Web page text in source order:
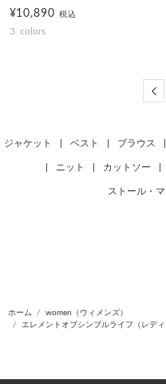
¥10,890税込
3 colors
ジャケット ベスト ブラウス
ニット カットソー
ストール・
ホーム
women（ウィメンズ）
エレメントオブシンプルライフ（レディ